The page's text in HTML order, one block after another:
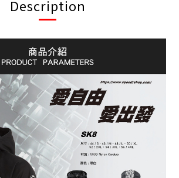
Description